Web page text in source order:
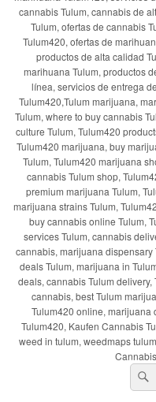
cannabis Tulum, cannabis de
Tulum, ofertas de cannabis
Tulum420, ofertas de
productos de alta calidad
marihuana Tulum, productos
línea, servicios de entrega
Tulum420,Tulum marijuana,
Tulum, where to buy cannabis
culture Tulum, Tulum420
Tulum420 marijuana, buy
Tulum, Tulum420 marijuana
cannabis Tulum shop,
premium marijuana Tulum,
marijuana strains Tulum,
buy cannabis online Tulum,
services Tulum, cannabis
cannabis, marijuana
deals Tulum, marijuana in
deals, cannabis Tulum
cannabis, best Tulum
Tulum420 online, marijuana
Tulum420, Kaufen Cannabis
weed in tulum, weedmaps
por: